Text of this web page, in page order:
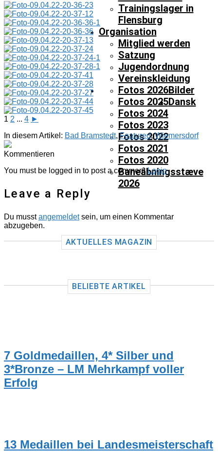
Trainingslager in
Flensburg
Organisation
Mitglied werden
Satzung
Jugendordnung
Vereinskleidung
Bilder
Fotos 2026
Fotos 2025
Fotos 2024
Fotos 2023
Fotos 2022
Fotos 2021
Fotos 2020
Dansk
Baneåbningsstæve
2026
1 2 ... 4 ►
In diesem Artikel: Bad Bramstedt,Featured,Wiemersdorf
Kommentieren
You must be logged in to post a commentLogin
Leave a Reply
Du musstangemeldetsein, um einen Kommentar
abzugeben.
AKTUELLES MAGAZIN
BELIEBTE ARTIKEL
7 Goldmedaillen, 4* Silber und
3*Bronze – LM Mehrkampf voller
Erfolg
13 Medaillen bei Landesmeisterschaft